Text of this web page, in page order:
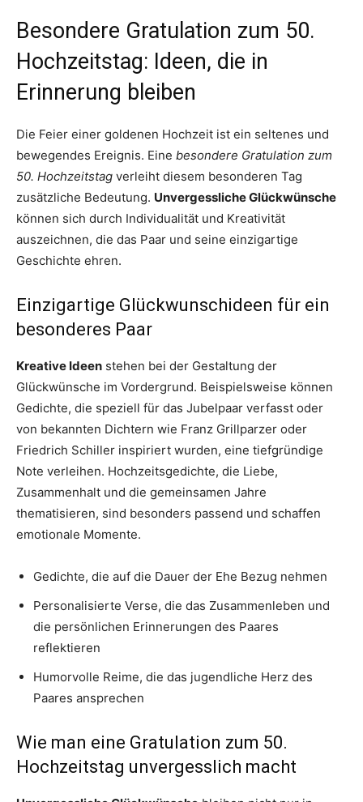
Besondere Gratulation zum 50.
Hochzeitstag: Ideen, die in
Erinnerung bleiben
Die Feier einer goldenen Hochzeit ist ein seltenes und
bewegendes Ereignis. Eine besondere Gratulation zum
50. Hochzeitstag verleiht diesem besonderen Tag
zusätzliche Bedeutung. Unvergessliche Glückwünsche
können sich durch Individualität und Kreativität
auszeichnen, die das Paar und seine einzigartige
Geschichte ehren.
Einzigartige Glückwunschideen für ein
besonderes Paar
Kreative Ideen stehen bei der Gestaltung der
Glückwünsche im Vordergrund. Beispielsweise können
Gedichte, die speziell für das Jubelpaar verfasst oder
von bekannten Dichtern wie Franz Grillparzer oder
Friedrich Schiller inspiriert wurden, eine tiefgründige
Note verleihen. Hochzeitsgedichte, die Liebe,
Zusammenhalt und die gemeinsamen Jahre
thematisieren, sind besonders passend und schaffen
emotionale Momente.
Gedichte, die auf die Dauer der Ehe Bezug nehmen
Personalisierte Verse, die das Zusammenleben und
die persönlichen Erinnerungen des Paares
reflektieren
Humorvolle Reime, die das jugendliche Herz des
Paares ansprechen
Wie man eine Gratulation zum 50.
Hochzeitstag unvergesslich macht